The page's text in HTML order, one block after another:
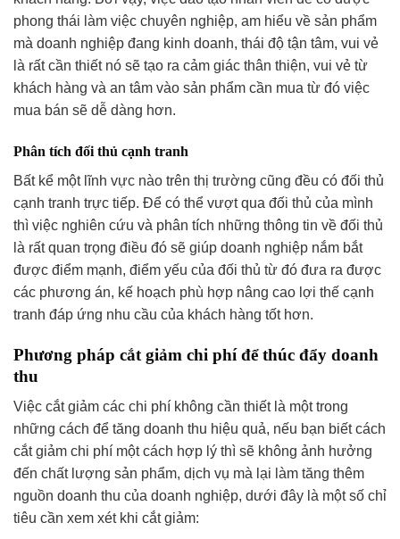
phong thái làm việc chuyên nghiệp, am hiểu về sản phẩm
mà doanh nghiệp đang kinh doanh, thái độ tận tâm, vui vẻ
là rất cần thiết nó sẽ tạo ra cảm giác thân thiện, vui vẻ từ
khách hàng và an tâm vào sản phẩm cần mua từ đó việc
mua bán sẽ dễ dàng hơn.
Phân tích đối thủ cạnh tranh
Bất kể một lĩnh vực nào trên thị trường cũng đều có đối thủ
cạnh tranh trực tiếp. Để có thể vượt qua đối thủ của mình
thì việc nghiên cứu và phân tích những thông tin về đối thủ
là rất quan trọng điều đó sẽ giúp doanh nghiệp nắm bắt
được điểm mạnh, điểm yếu của đối thủ từ đó đưa ra được
các phương án, kế hoạch phù hợp nâng cao lợi thế cạnh
tranh đáp ứng nhu cầu của khách hàng tốt hơn.
Phương pháp cắt giảm chi phí để thúc đẩy doanh
thu
Việc cắt giảm các chi phí không cần thiết là một trong
những cách để tăng doanh thu hiệu quả, nếu bạn biết cách
cắt giảm chi phí một cách hợp lý thì sẽ không ảnh hưởng
đến chất lượng sản phẩm, dịch vụ mà lại làm tăng thêm
nguồn doanh thu của doanh nghiệp, dưới đây là một số chỉ
tiêu cần xem xét khi cắt giảm: